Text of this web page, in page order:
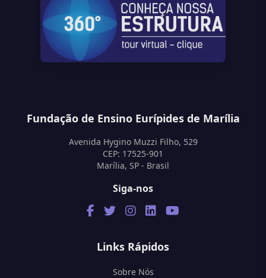
Fundação de Ensino Eurípides de Marília
Avenida Hygino Muzzi Filho, 529
CEP: 17525-901
Marília, SP - Brasil
Siga-nos
Links Rápidos
Sobre Nós